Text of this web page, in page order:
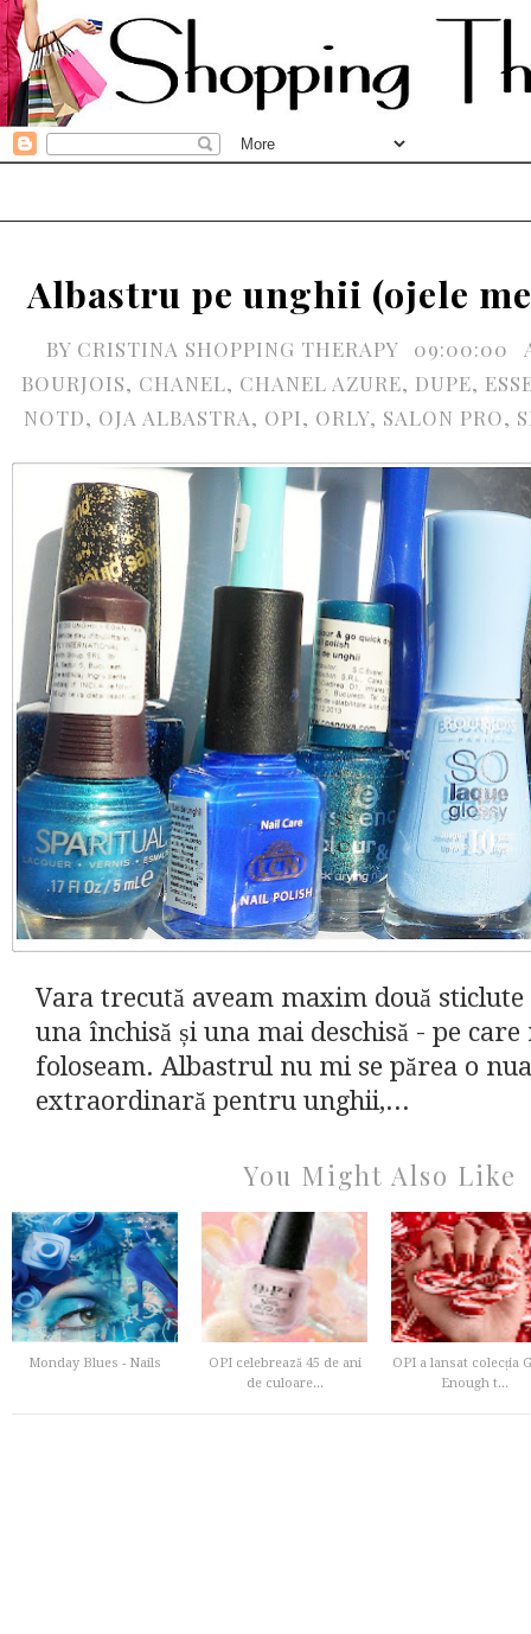
Albastru pe unghii (ojele
BY CRISTINA SHOPPING THERAPY 09:00:00
BOURJOIS, CHANEL, CHANEL AZURE, DUPE,
NOTD, OJA ALBASTRA, OPI, ORLY, SALON PRO,
Vara trecută aveam maxim două sticlute
una închisă și una mai deschisă - pe
foloseam. Albastrul nu mi se părea o
extraordinară pentru unghii,...
You Might Also Like
Monday Blues - Nails
OPI celebrează 45 de ani
de culoare...
OPI a lansat colecția
Enough t...